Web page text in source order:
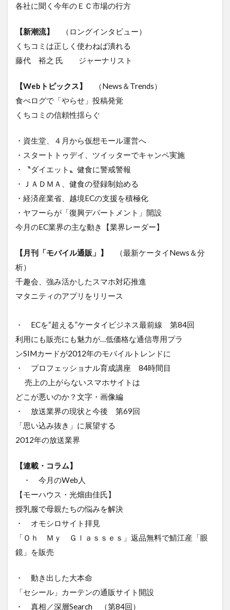
各社に聞く今年のＥＣ市場の行方
【新潮流】
（ロングインタビュー）
くちコミは正しく使わねば潰れる
藤代 裕之 氏 ジャーナリスト
【Webトピックス】
（News＆Trends）
食べログで「やらせ」投稿発覚
くちコミの信頼性揺らぐ
・資生堂、４月から仮想モール運営へ
・スタートトゥデイ、ツイッターでキャンペ実施
・〝ダイエット〟健食に警戒警報
・ＪＡＤＭＡ、健食の登録制始める
・経済産業省、越境ECの支援を積極化
・ヤフーらが「復興デパートメント」開設
今月のEC業界の主な動き【業界レーダー】
【月刊「モバイル通販」】
（最新ケータイNews＆分
析）
千趣会、強み活かしたスマホ対応推進
マタニティのアプリをリリース
・ ECを“超える”ケータイビジネス最前線 第84回
利用にも販売にも魅力が…低価格な通信専用プラ
ンSIMカードが2012年のモバイルトレンドに
・ プロフェッショナル育成講座 84時間目
売上の上がらないスマホサイトは
どこが悪いのか？文字・画像編
・ 放送業界の現状と今後 第69回
「思い込み抜き」に展望する
2012年の放送業界
【連載・コラム】
・ 今月のWeb人
【モーハウス・光畑由佳氏】
授乳服で母親たちの悩みを解決
・ オモシロサイト拝見
「Ｏｈ Ｍｙ Ｇｌａｓｓｅｓ」返品無料で鯖江産「眼
鏡」を販売
・ 動き出した大本命
「セシール」カーテンの通販サイト開設
・ 真相／深層Search （第84回）